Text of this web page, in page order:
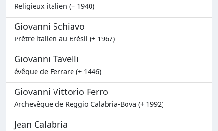
Religieux italien (+ 1940)
Giovanni Schiavo
Prêtre italien au Brésil (+ 1967)
Giovanni Tavelli
évêque de Ferrare (+ 1446)
Giovanni Vittorio Ferro
Archevêque de Reggio Calabria-Bova (+ 1992)
Jean Calabria